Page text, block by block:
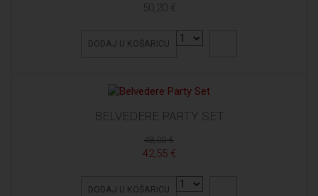
50,20 €
DODAJ U KOŠARICU
BELVEDERE PARTY SET
48,00 €
42,55 €
DODAJ U KOŠARICU